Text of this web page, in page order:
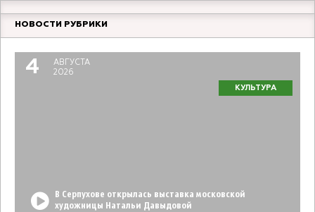
НОВОСТИ РУБРИКИ
4
АВГУСТА
2026
КУЛЬТУРА
В Серпухове открылась выставка московской
художницы Натальи Давыдовой